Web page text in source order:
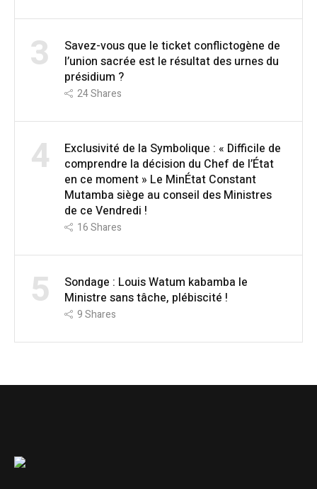
3
Savez-vous que le ticket conflictogène de
l’union sacrée est le résultat des urnes du
présidium ?
24Shares
4
Exclusivité de la Symbolique : « Difficile de
comprendre la décision du Chef de l’État
en ce moment » Le MinÉtat Constant
Mutamba siège au conseil des Ministres
de ce Vendredi !
16Shares
5
Sondage : Louis Watum kabamba le
Ministre sans tâche, plébiscité !
9Shares